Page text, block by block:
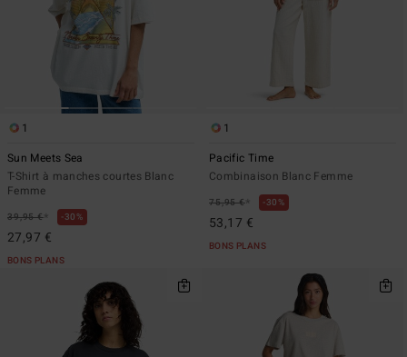
1
Sun Meets Sea
T-Shirt à manches courtes Blanc
Femme
39,95 €* 30%
27,97 €
BONS PLANS
1
Pacific Time
Combinaison Blanc Femme
75,95 €* 30%
53,17 €
BONS PLANS